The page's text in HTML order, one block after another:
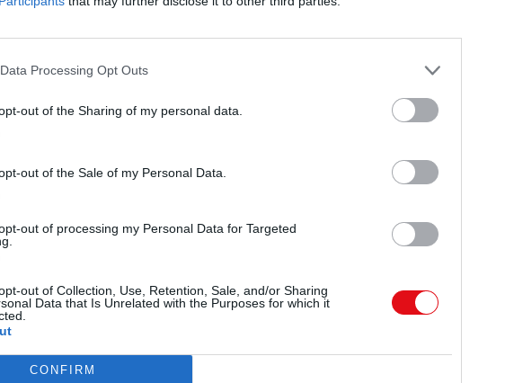
Processing Opt Outs
out of the Sharing of my personal data.
out of the Sale of my Personal Data.
out of processing my Personal Data for Targeted
out of Collection, Use, Retention, Sale, and/or Sharing
Data that Is Unrelated with the Purposes for which it
CONFIRM